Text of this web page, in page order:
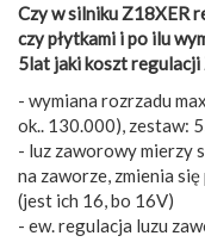
Czy w silniku Z18XER
czy płytkami i po ilu
5lat jaki koszt
- wymiana rozrzadu
ok.. 130.000), zestaw:
- luz zaworowy mierzy
na zaworze, zmienia
(jest ich 16, bo 16V)
- ew. regulacja luzu